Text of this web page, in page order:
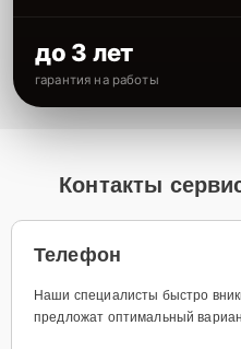
до 3 лет
гарантия на работы
Контакты
Телефон
Наши специалисты быстро
предложат оптимальный